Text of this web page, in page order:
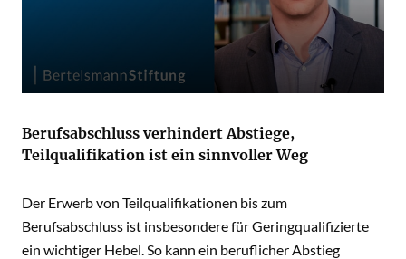
Berufsabschluss verhindert Abstiege,
Teilqualifikation ist ein sinnvoller Weg
Der Erwerb von Teilqualifikationen bis zum
Berufsabschluss ist insbesondere für Geringqualifizierte
ein wichtiger Hebel. So kann ein beruflicher Abstieg